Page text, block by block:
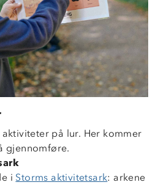
på lur. Her kommer
gjennomføre.
i Storms aktivitetsark: arkene